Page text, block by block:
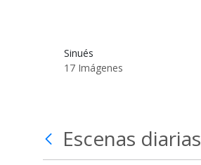
Sinués
17 Imágenes
Escenas diarias